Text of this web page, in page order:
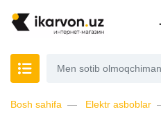
Bosh sahifa Elektr asboblar